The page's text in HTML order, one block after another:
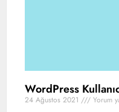
WordPress
24 Ağustos 2021 Yorum